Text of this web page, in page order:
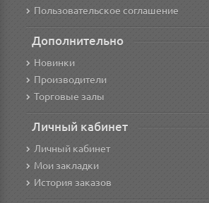
Пользовательское соглашение
Дополнительно
Новинки
Производители
Торговые залы
Личный кабинет
Личный кабинет
Мои закладки
История заказов